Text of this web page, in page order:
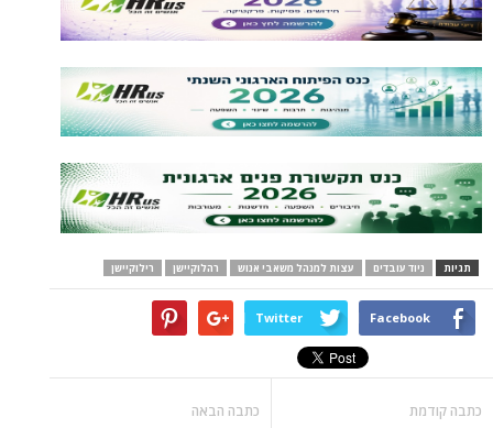
תגיות ניוד עובדים עצות למנהל משאבי אנוש רהלוקיישן רילוקיישן
Facebook
Twitter
כתבה קודמת כתבה הבאה